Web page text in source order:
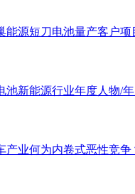
能源短刀电池量产客户项
池新能源行业年度人物/
产业何为内卷式恶性竞争